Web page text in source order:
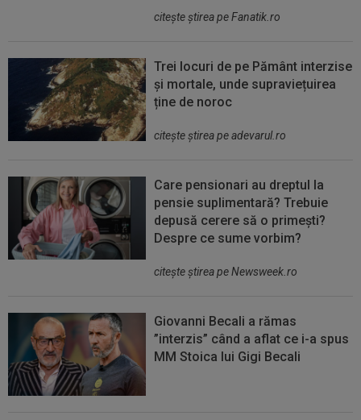
citeşte ştirea pe Fanatik.ro
Trei locuri de pe Pământ interzise
și mortale, unde supraviețuirea
ține de noroc
citeşte ştirea pe adevarul.ro
Care pensionari au dreptul la
pensie suplimentară? Trebuie
depusă cerere să o primești?
Despre ce sume vorbim?
citeşte ştirea pe Newsweek.ro
Giovanni Becali a rămas
”interzis” când a aflat ce i-a spus
MM Stoica lui Gigi Becali